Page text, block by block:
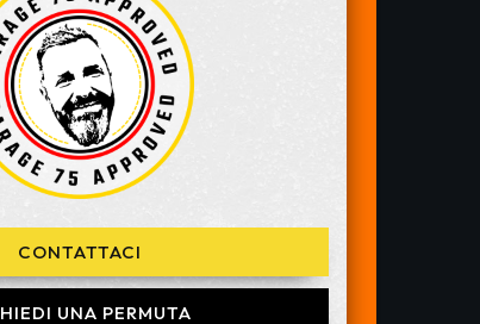
CONTATTACI
UNA PERMUTA